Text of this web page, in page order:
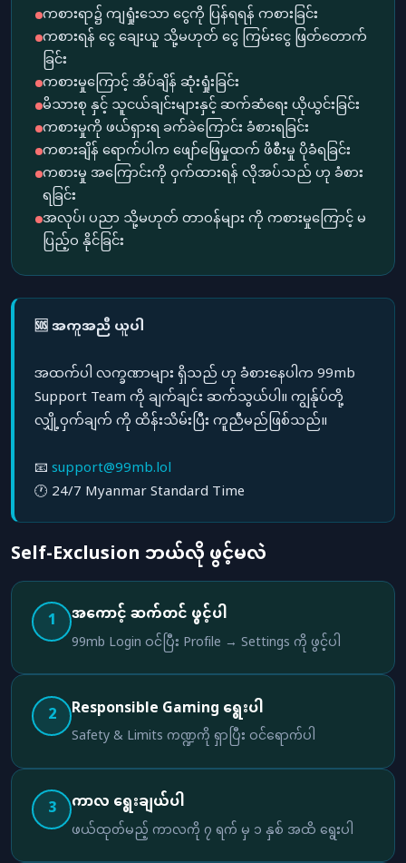
ကစားရာ၌ ကျရှုံးသော ငွေကို ပြန်ရရန် ကစားခြင်း
ကစားရန် ငွေ ချေးယူ သို့မဟုတ် ငွေ ကြမ်းငွေ ဖြတ်တောက်
ခြင်း
ကစားမှုကြောင့် အိပ်ချိန် ဆုံးရှုံးခြင်း
မိသားစု နှင့် သူငယ်ချင်းများနှင့် ဆက်ဆံရေး ယိုယွင်းခြင်း
ကစားမှုကို ဖယ်ရှားရ ခက်ခဲကြောင်း ခံစားရခြင်း
ကစားချိန် ရောက်ပါက ဖျော်ဖြေမှုထက် ဖိစီးမှု ပိုခံရခြင်း
ကစားမှု အကြောင်းကို ဝှက်ထားရန် လိုအပ်သည် ဟု ခံစား
ရခြင်း
အလုပ်၊ ပညာ သို့မဟုတ် တာဝန်များ ကို ကစားမှုကြောင့် မ
ပြည့်ဝ နိုင်ခြင်း
🆘 အကူအညီ ယူပါ
အထက်ပါ လက္ခဏာများ ရှိသည် ဟု ခံစားနေပါက 99mb
Support Team ကို ချက်ချင်း ဆက်သွယ်ပါ။ ကျွန်ုပ်တို့
လျှို့ဝှက်ချက် ကို ထိန်းသိမ်းပြီး ကူညီမည်ဖြစ်သည်။
📧support@99mb.lol
🕐 24/7 Myanmar Standard Time
Self-Exclusion ဘယ်လို ဖွင့်မလဲ
1 အကောင့် ဆက်တင် ဖွင့်ပါ
99mb Login ဝင်ပြီး Profile → Settings ကို ဖွင့်ပါ
2 Responsible Gaming ရွေးပါ
Safety & Limits ကဏ္ဍကို ရှာပြီး ဝင်ရောက်ပါ
3 ကာလ ရွေးချယ်ပါ
ဖယ်ထုတ်မည့် ကာလကို ၇ ရက် မှ ၁ နှစ် အထိ ရွေးပါ